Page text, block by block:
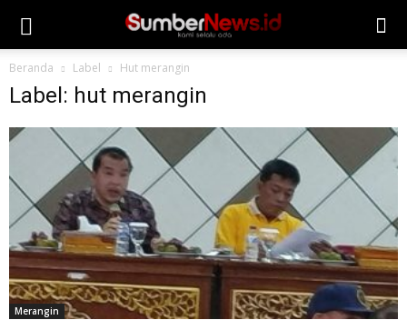
Beranda Label Hut merangin
Label: hut merangin
Merangin